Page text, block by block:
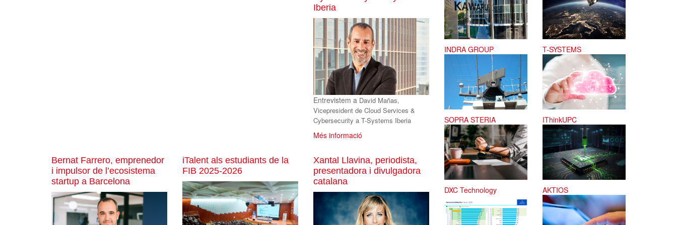
Iberia
Entrevistem a David Mañas,
Vicepresident de Cloud Services &
Cybersecurity a T-Systems Iberia
Més informació
Bernat Farrero, emprenedor
i impulsor de l’ecosistema
startup a Barcelona
iTalent als estudiants de la
FIB 2025-2026
Xantal Llavina, periodista,
presentadora i divulgadora
catalana
INDRA GROUP T-SYSTEMS
SOPRA STERIA IThinkUPC
DXC Technology AKTIOS